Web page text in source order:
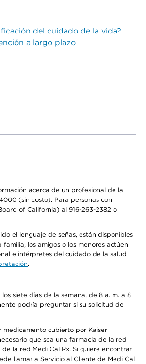
del cuidado de la vida?
a largo plazo
acerca de un profesional de la
(sin costo). Para personas con
of California) al 916-263-2382 o
el lenguaje de señas, están disponibles
los amigos o los menores actúen
e intérpretes del cuidado de la salud
.
siete días de la semana, de 8 a. m. a 8
podría preguntar si su solicitud de
medicamento cubierto por Kaiser
que sea una farmacia de la red
la red Medi Cal Rx. Si quiere encontrar
llamar a Servicio al Cliente de Medi Cal